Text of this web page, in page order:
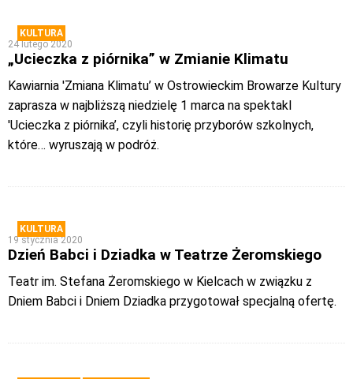
KULTURA
24 lutego 2020
„Ucieczka z piórnika” w Zmianie Klimatu
Kawiarnia 'Zmiana Klimatu’ w Ostrowieckim Browarze Kultury
zaprasza w najbliższą niedzielę 1 marca na spektakl
'Ucieczka z piórnika’, czyli historię przyborów szkolnych,
które… wyruszają w podróż.
KULTURA
19 stycznia 2020
Dzień Babci i Dziadka w Teatrze Żeromskiego
Teatr im. Stefana Żeromskiego w Kielcach w związku z
Dniem Babci i Dniem Dziadka przygotował specjalną ofertę.